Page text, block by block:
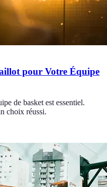
pour Votre Équipe
de basket est essentiel.
choix réussi.